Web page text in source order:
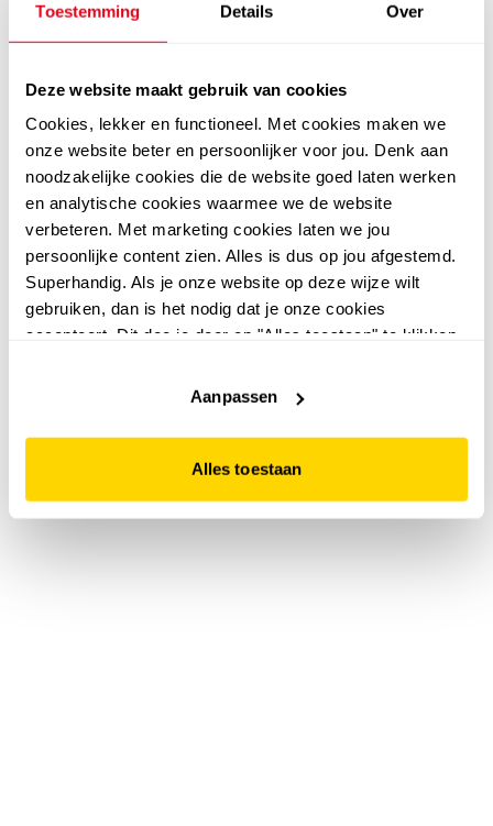
Toestemming Details Over
Deze website maakt gebruik van cookies
Cookies, lekker en functioneel. Met cookies maken we
onze website beter en persoonlijker voor jou. Denk aan
noodzakelijke cookies die de website goed laten werken
en analytische cookies waarmee we de website
verbeteren. Met marketing cookies laten we jou
persoonlijke content zien. Alles is dus op jou afgestemd.
Superhandig. Als je onze website op deze wijze wilt
gebruiken, dan is het nodig dat je onze cookies
accepteert. Dit doe je door op "Alles toestaan" te klikken.
website niet optimaal functioneert.
Aanpassen
Alles toestaan